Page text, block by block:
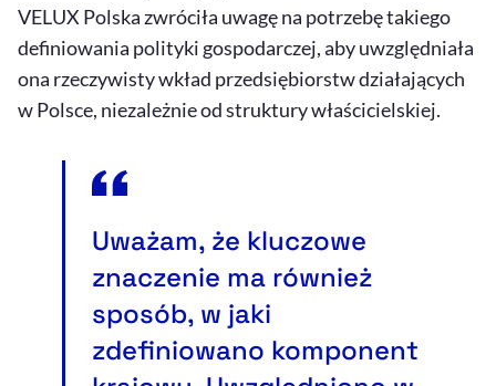
VELUX Polska zwróciła uwagę na potrzebę takiego
definiowania polityki gospodarczej, aby uwzględniała
ona rzeczywisty wkład przedsiębiorstw działających
w Polsce, niezależnie od struktury właścicielskiej.
Uważam, że kluczowe
znaczenie ma również
sposób, w jaki
zdefiniowano komponent